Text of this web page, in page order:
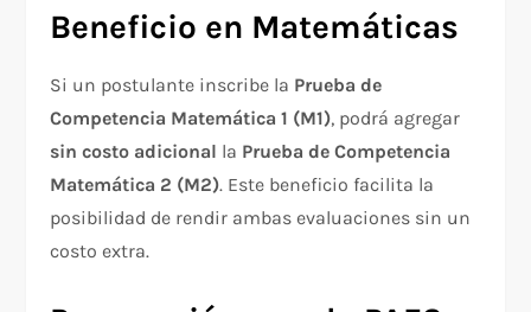
Beneficio en Matemáticas
Si un postulante inscribe la Prueba de
Competencia Matemática 1 (M1), podrá agregar
sin costo adicional la Prueba de Competencia
Matemática 2 (M2). Este beneficio facilita la
posibilidad de rendir ambas evaluaciones sin un
costo extra.